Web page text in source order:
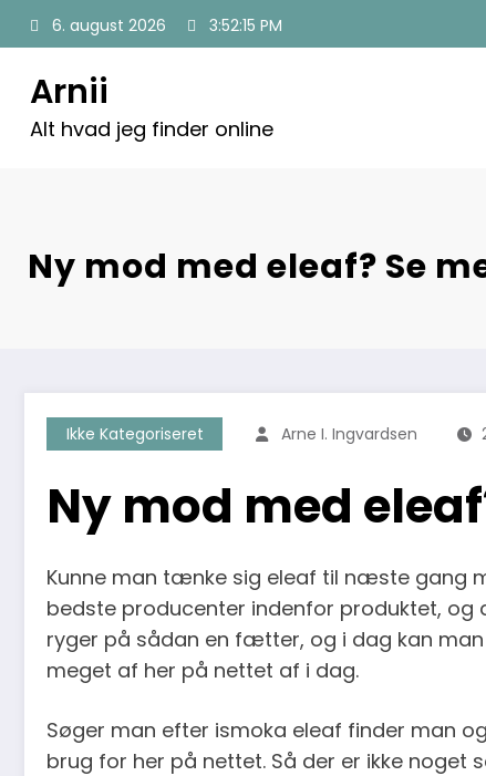
Videre6. august 2026 3:52:17 PM
Arnii
Alt hvad jeg finder online
Ny mod med eleaf? Se
Ikke Kategoriseret Arne I. Ingvardsen
Ny mod med
Kunne man tænke sig eleaf til næste gang
bedste producenter indenfor produktet, og
ryger på sådan en fætter, og i dag kan
meget af her på nettet af i dag.
Søger man efter ismoka eleaf finder man
brug for her på nettet. Så der er ikke noget